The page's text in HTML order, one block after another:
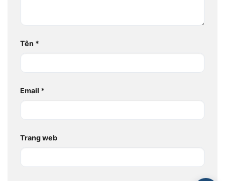
Tên *
Email *
Trang web